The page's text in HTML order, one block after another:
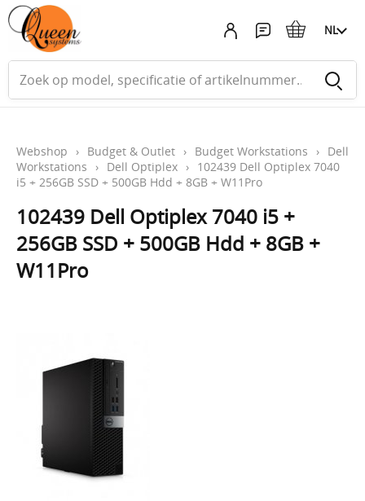
NL
Webshop › Budget & Outlet › Budget Workstations › Dell
Workstations
› Dell Optiplex › 102439 Dell Optiplex 7040
i5 + 256GB SSD + 500GB Hdd + 8GB + W11Pro
102439 Dell Optiplex 7040 i5 +
256GB SSD + 500GB Hdd + 8GB +
W11Pro